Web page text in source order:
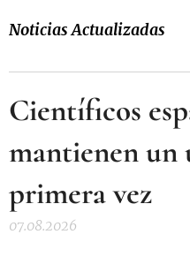
Noticias Actualizadas
Científicos
mantienen un
primera vez
07.08.2026